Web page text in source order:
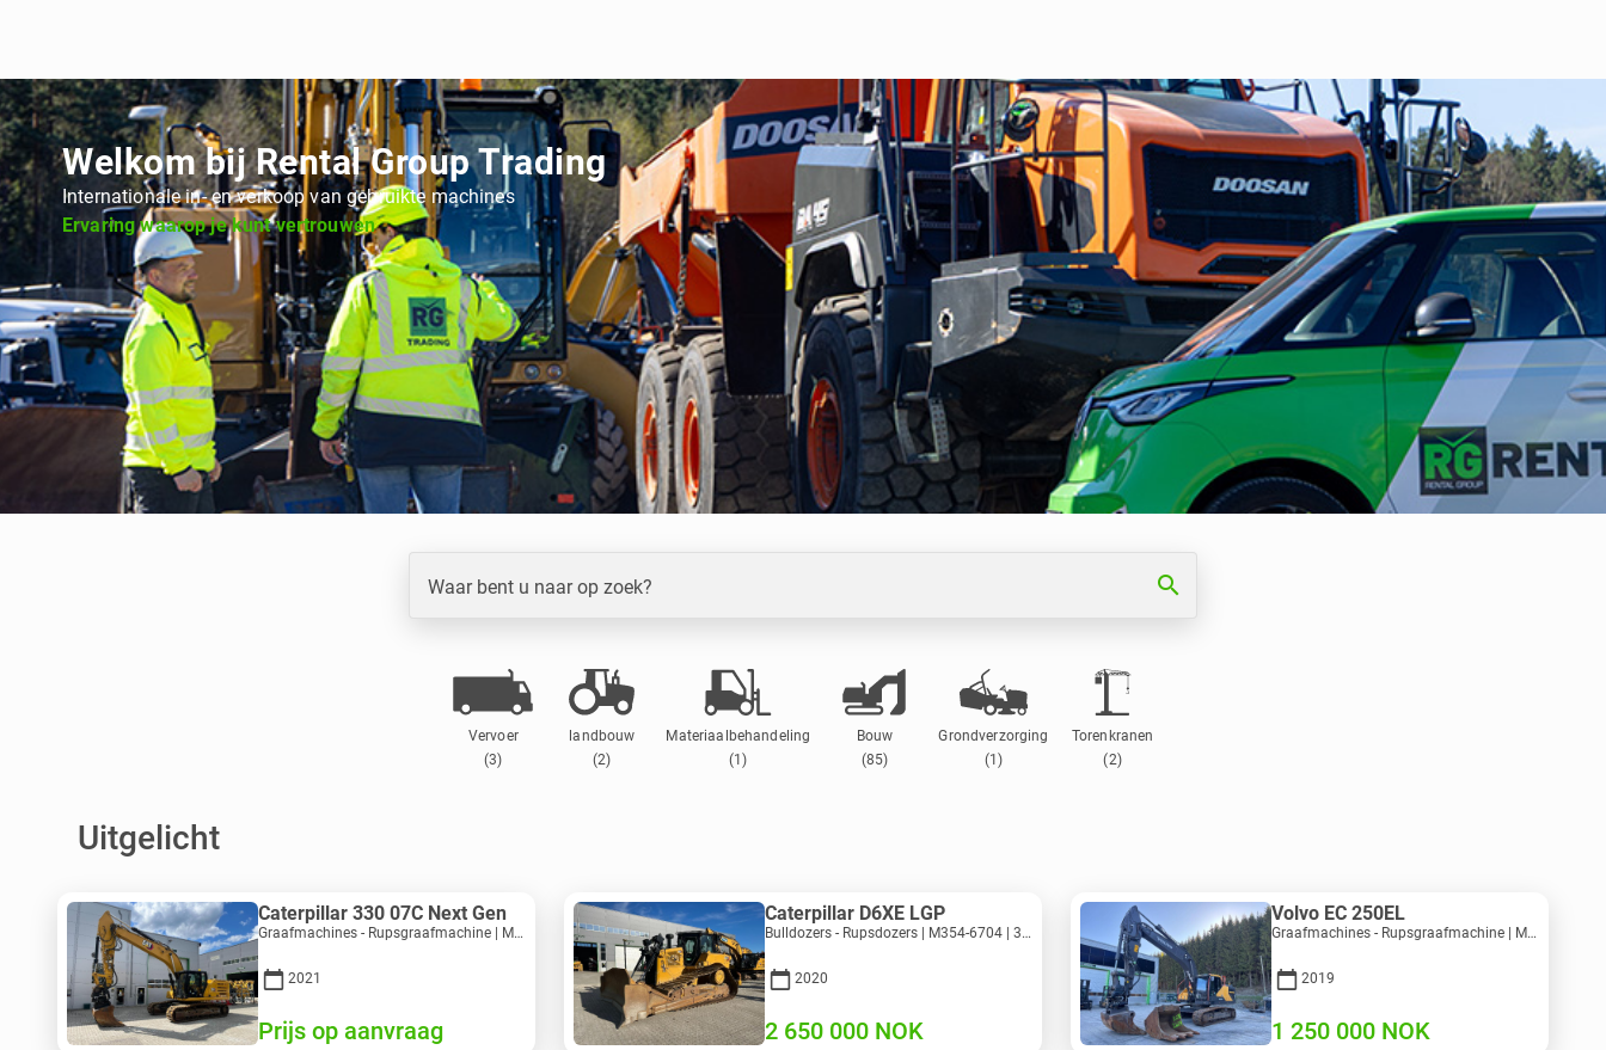
Welkom bij Rental Group Trading
Internationale in- en verkoop van gebruikte machines
Ervaring waarop je kunt vertrouwen
Waar bent u naar op zoek? search
Vervoer
(3)
landbouw
(2)
Materiaalbehandeling
(1)
Bouw
(85)
Grondverzorging
(1)
Torenkranen
(2)
Uitgelicht
Caterpillar 330 07C Next Gen
Graafmachines - Rupsgraafmachine | M816-4487 | 10356
2021
Prijs op aanvraag
Caterpillar D6XE LGP
Bulldozers - Rupsdozers | M354-6704 | 35056
2020
2 650 000 NOK
Volvo EC 250EL
Graafmachines - Rupsgraafmachine | M981-8871 | RGTR26024
2019
1 250 000 NOK